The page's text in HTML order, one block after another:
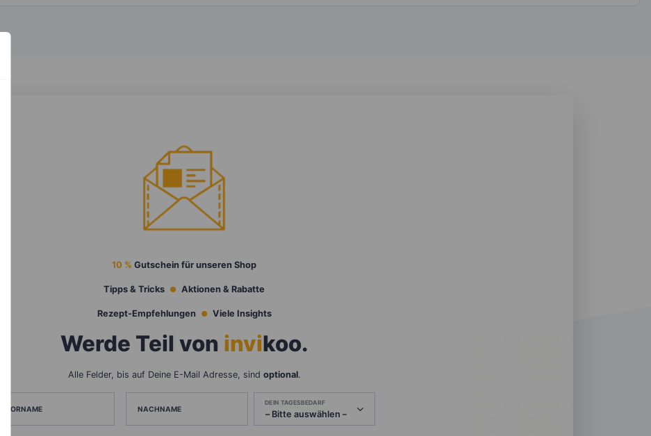
10 % Gutschein für unseren Shop
Tipps & Tricks Aktionen & Rabatte
Rezept-Empfehlungen Viele Insights
Werde Teil von invikoo.
Alle Felder, bis auf Deine E-Mail Adresse, sind optional.
VORNAME NACHNAME
DEIN TAGESBEDARF